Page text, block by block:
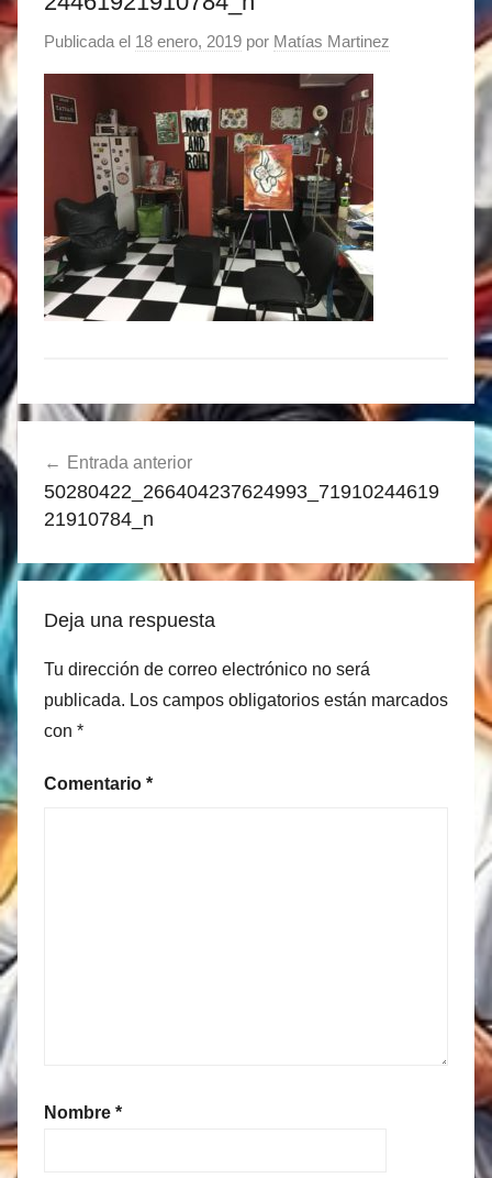
Publicada el 18 enero, 2019 por Matías Martinez
de
entradas
Entrada anterior
50280422_266404237624993_71910244619
21910784_n
Deja una respuesta
Tu dirección de correo electrónico no será
publicada. Los campos obligatorios están marcados
con *
Comentario *
Nombre *